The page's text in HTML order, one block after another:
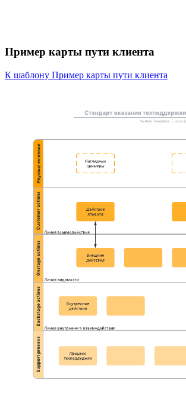
Пример карты пути клиента
К шаблону Пример карты пути клиента